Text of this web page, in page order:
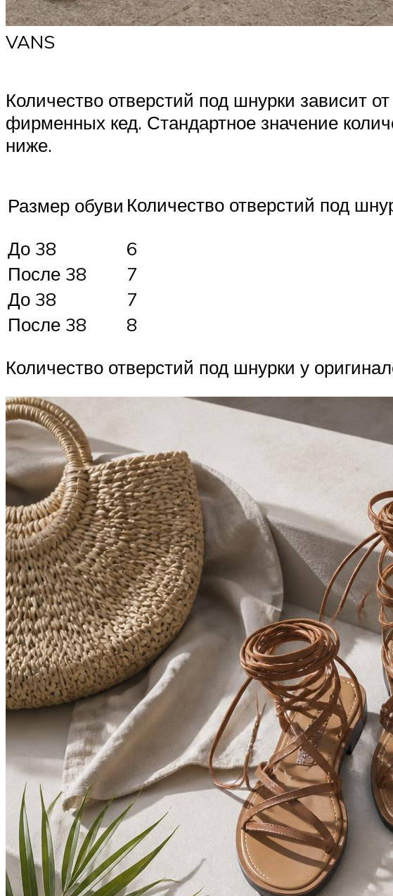
VANS
Количество отверстий под шнурки зависит
фирменных кед. Стандартное значение
ниже.
Размер обуви Количество отверстий под
До 38
6
После 38
7
До 38
7
После 38
8
Количество отверстий под шнурки у